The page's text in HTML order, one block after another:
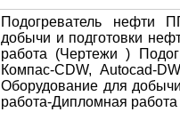
Подогреватель нефти
добычи и подготовки
работа (Чертежи )
Компас-CDW, Autocad-
Оборудование для
работа-Дипломная